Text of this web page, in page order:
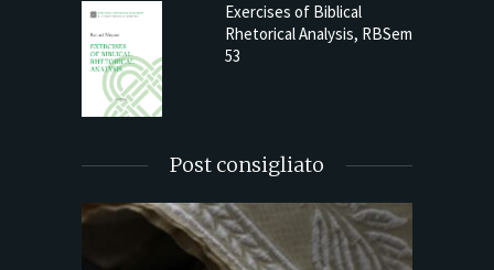
Exercises of Biblical
Rhetorical Analysis, RBSem
53
Post consigliato